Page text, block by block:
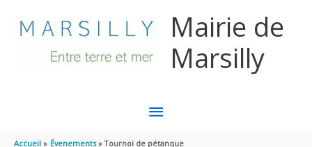
Mairie de
Marsilly
MENU
Accueil Évenements Tournoi de pétanque